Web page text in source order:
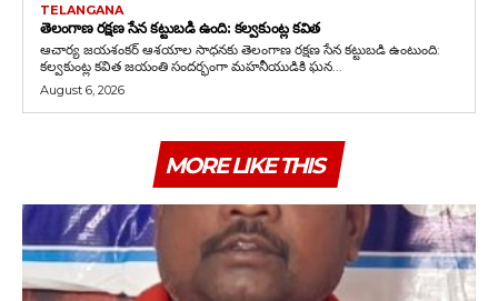
TELANGANA
తెలంగాణ రక్షణ సేన కట్టుబడి ఉంది: కల్వకుంట్ల కవిత
ఆచార్య జయశంకర్ ఆశయాల సాధనకు తెలంగాణ రక్షణ సేన కట్టుబడి ఉంటుంది:
కల్వకుంట్ల కవిత జయంతి సందర్భంగా మహనీయుడికి ఘన...
August 6, 2026
MORE LIKE THIS